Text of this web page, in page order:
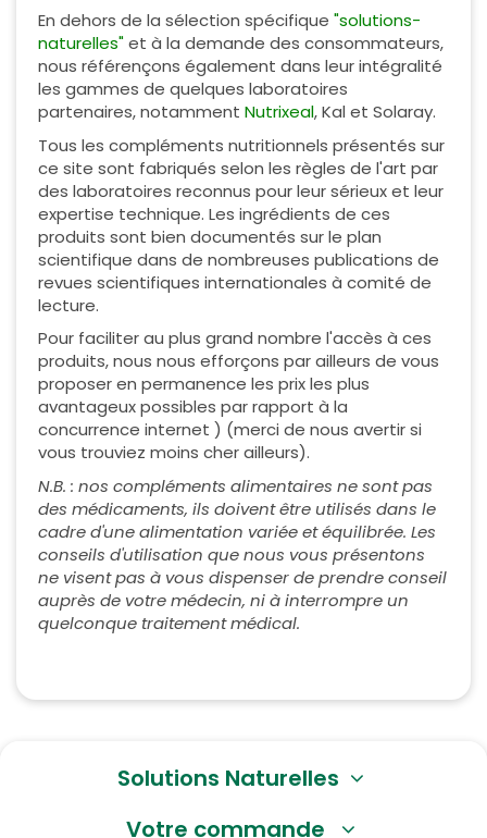
En dehors de la sélection spécifique "solutions-
naturelles"et à la demande des consommateurs,
nous référençons également dans leur intégralité
les gammes de quelques laboratoires
partenaires, notamment Nutrixeal, Kal et Solaray.
Tous les compléments nutritionnels présentés sur
ce site sont fabriqués selon les règles de l'art par
des laboratoires reconnus pour leur sérieux et leur
expertise technique. Les ingrédients de ces
produits sont bien documentés sur le plan
scientifique dans de nombreuses publications de
revues scientifiques internationales à comité de
lecture.
Pour faciliter au plus grand nombre l'accès à ces
produits, nous nous efforçons par ailleurs de vous
proposer en permanence les prix les plus
avantageux possibles par rapport à la
concurrence internet ) (merci de nous avertir si
vous trouviez moins cher ailleurs).
N.B. : nos compléments alimentaires ne sont pas
des médicaments, ils doivent être utilisés dans le
cadre d'une alimentation variée et équilibrée. Les
conseils d'utilisation que nous vous présentons
ne visent pas à vous dispenser de prendre conseil
auprès de votre médecin, ni à interrompre un
quelconque traitement médical.
Solutions Naturelles
Votre commande